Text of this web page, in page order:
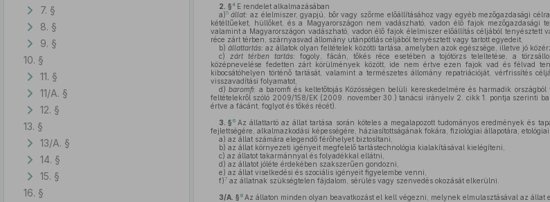
7. §
8. §
9. §
10. §
11. §
11/A. §
12. §
13. §
13/A. §
14. §
15. §
16. §
2. §4 E rendelet alkalmazásában
a)5 állat: az élelmiszer, gyapjú, bőr vagy szőrme előállításához vagy egyéb mezőgazdasági
kétéltűeket, hüllőket, és a Magyarországon nem vadászható, vadon élő fajok mezőgazdasági
valamint a Magyarországon vadászható, vadon élő fajok élelmiszer előállítás céljából tenyésztett
réce zárt térben, szárnyasvad állomány utánpótlás céljából tenyésztett vagy tartott egyedeit,
b) állattartás: az állatok olyan feltételek közötti tartása, amelyben azok egészsége, illetve jó
c)
zárt térben tartás: fogoly, fácán, tőkés réce esetében a tojótörzs teleltetése, a
középnevelése fedetten zárt körülmények között, ide nem értve ezen fajok vad és félvad
kibocsátóhelyen történő tartását, valamint a természetes állomány repatriációját, vérfrissítés
visszavadítási folyamatot,
d) baromfi: a baromfi és keltetőtojás Közösségen belüli kereskedelmére és harmadik
feltételekről szóló 2009/158/EK (2009. november 30.) tanácsi irányelv 2. cikk 1. pontja szerinti
értve a fácánt, foglyot és tőkés récét).
3. § 6 Az állattartó az állat tartása során köteles a megalapozott tudományos eredmények és
fejlettségére, alkalmazkodási képességére, háziasítottságának fokára, fiziológiai állapotára,
a) az állat számára elegendő férőhelyet biztosítani,
b) az állat környezeti igényeit megfelelő tartástechnológia kialakításával kielégíteni,
c) az állatot takarmánnyal és folyadékkal ellátni,
d) az állatot jóléte érdekében szakszerűen gondozni,
e) az állat viselkedési és szociális igényeit figyelembe venni,
f)7az állatnak szükségtelen fájdalom, sérülés vagy szenvedés okozását elkerülni.
3/A. § 8 Az állaton minden olyan beavatkozást el kell végezni, melynek elmulasztásával az állat